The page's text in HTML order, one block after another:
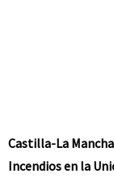
Castilla-La
Incendios en la